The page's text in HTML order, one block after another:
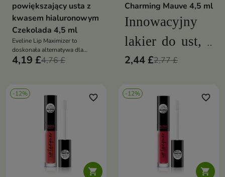
powiększający usta z
kwasem hialuronowym
Czekolada 4,5 ml
Eveline Lip Maximizer to
doskonała alternatywa dla
inwazyjnego powiększania ust
4,19 £4,76 £
Charming Mauve 4,5 ml
Innowacyjny
lakier do ust, z
formułą która
pozostają one
i nawilżone
przez długi
2,44 £2,77 £
-12%

favorite_border -12%

favorite_border